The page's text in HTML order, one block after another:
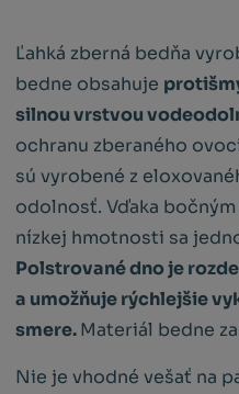
Ľahká zberná bedňa
bedne obsahuje
silnou vrstvou
ochranu zberaného
sú vyrobené z
odolnosť. Vďaka
nízkej hmotnosti sa
Polstrované dno je
a umožňuje rýchlejšie
smere.Materiál bedne
Nie je vhodné vešať na